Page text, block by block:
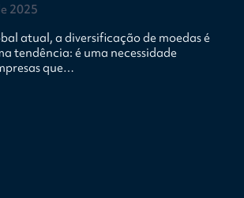
2025
atual, a diversificação de moedas é
tendência: é uma necessidade
que…